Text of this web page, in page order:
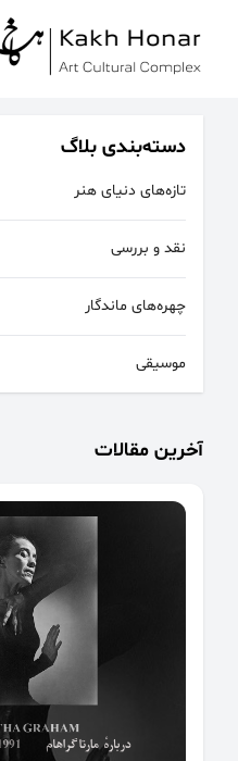
دسته‌بندی بلاگ
تازه‌های دنیای هنر
نقد و بررسی
چهره‌های ماندگار
موسیقی
آخرین مقالات